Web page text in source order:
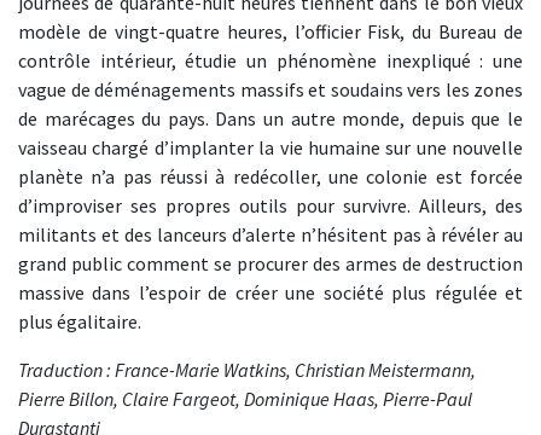
modèle de vingt-quatre heures, l’officier Fisk, du Bureau de
contrôle intérieur, étudie un phénomène inexpliqué : une
vague de déménagements massifs et soudains vers les zones
de marécages du pays. Dans un autre monde, depuis que le
vaisseau chargé d’implanter la vie humaine sur une nouvelle
planète n’a pas réussi à redécoller, une colonie est forcée
d’improviser ses propres outils pour survivre. Ailleurs, des
militants et des lanceurs d’alerte n’hésitent pas à révéler au
grand public comment se procurer des armes de destruction
massive dans l’espoir de créer une société plus régulée et
plus égalitaire.
Traduction : France-Marie Watkins, Christian Meistermann,
Pierre Billon, Claire Fargeot, Dominique Haas, Pierre-Paul
Durastanti